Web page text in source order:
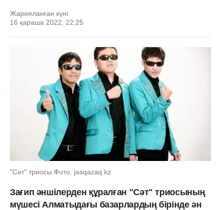
Жарияланған күні:
16 қараша 2022, 22:25
"Сәт" триосы.Фото: jasqazaq.kz
Зағип әншілерден құралған "Сәт" триосының
мүшесі Алматыдағы базарлардың бірінде ән